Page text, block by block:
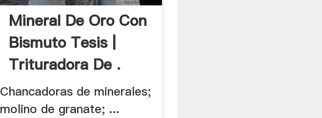
Mineral De Oro Con
Bismuto Tesis |
Trituradora De .
Chancadoras de minerales;
molino de granate; ...